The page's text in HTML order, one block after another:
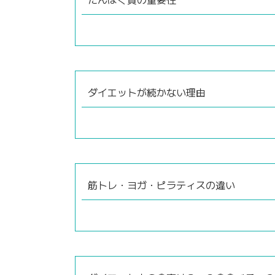
ダイエットが続かない理由
筋トレ・ヨガ・ピラティスの違い